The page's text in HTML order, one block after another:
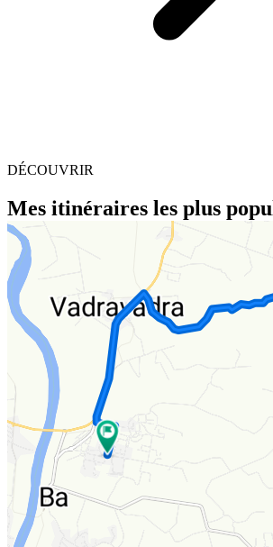
DÉCOUVRIR
Mes itinéraires les plus